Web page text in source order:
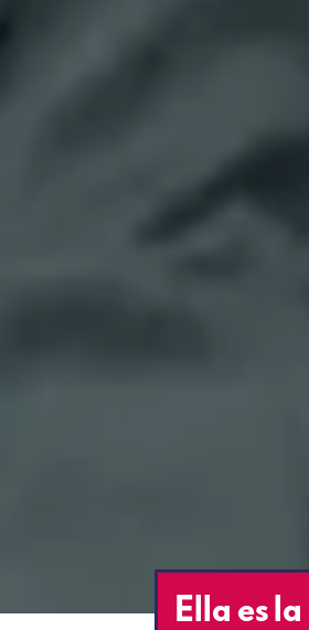
Ella es